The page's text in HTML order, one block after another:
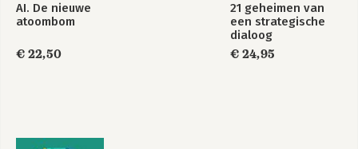
Zelf aan de slag: een faciliteerplan
7 Online specials
Online conferenties
Zelf aan de slag: Blijf leren!
AI. De nieuwe
atoombom
€ 22,50
21 geheimen van
een strategische
dialoog
€ 24,95